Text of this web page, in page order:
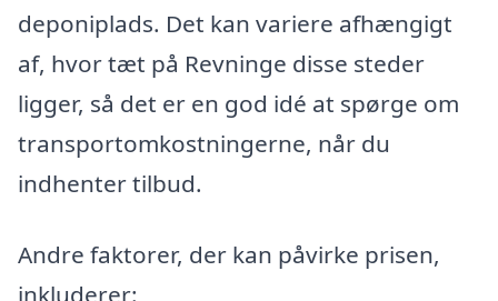
deponiplads. Det kan variere afhængigt
af, hvor tæt på Revninge disse steder
ligger, så det er en god idé at spørge om
transportomkostningerne, når du
indhenter tilbud.
Andre faktorer, der kan påvirke prisen,
inkluderer: